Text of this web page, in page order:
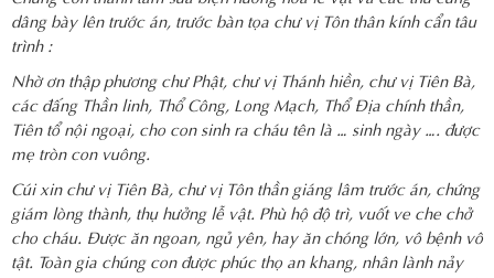
dâng bày lên trước án, trước bàn tọa chư vị Tôn thân kính cẩn tâu
trình :
Nhờ ơn thập phương chư Phật, chư vị Thánh hiền, chư vị Tiên Bà,
các đấng Thần linh, Thổ Công, Long Mạch, Thổ Địa chính thần,
Tiên tổ nội ngoại, cho con sinh ra cháu tên là … sinh ngày …. được
mẹ tròn con vuông.
Cúi xin chư vị Tiên Bà, chư vị Tôn thần giáng lâm trước án, chứng
giám lòng thành, thụ hưởng lễ vật. Phù hộ độ trì, vuốt ve che chở
cho cháu. Được ăn ngoan, ngủ yên, hay ăn chóng lớn, vô bệnh vô
tật. Toàn gia chúng con được phúc thọ an khang, nhân lành nảy